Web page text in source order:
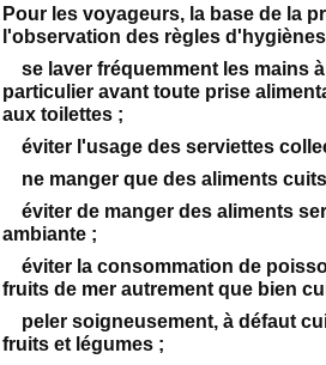
Pour les voyageurs, la base de la
l'observation des règles
se laver fréquemment les mains
particulier avant toute prise
aux toilettes ;
éviter l'usage des serviettes
ne manger que des aliments
éviter de manger des aliments
ambiante ;
éviter la consommation de
fruits de mer autrement que bien
peler soigneusement, à défaut
fruits et légumes ;